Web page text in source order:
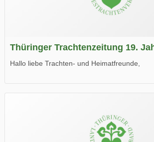
Thüringer Trachtenzeitung 19.
Hallo liebe Trachten- und Heimatfreunde,
Wir wünschen Euch viel Spaß beim Lesen.